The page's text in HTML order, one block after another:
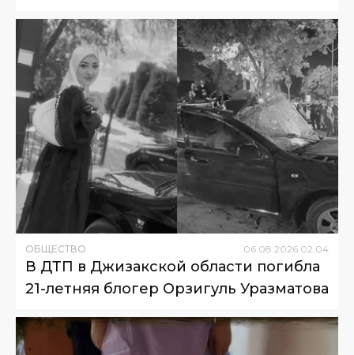
ОБЩЕСТВО 06 08 2026 02:04
В ДТП в Джизакской области погибла
21-летняя блогер Орзигуль Уразматова